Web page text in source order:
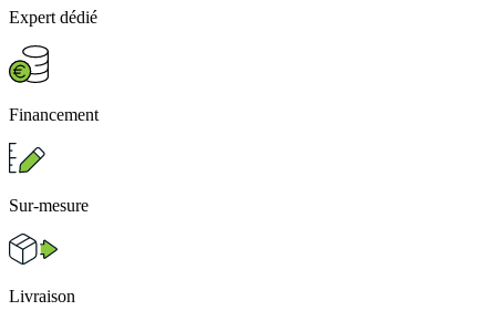
Expert dédié
Financement
Sur-mesure
Livraison